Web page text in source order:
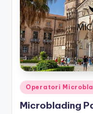
Posted
in
Operatori
Microblading